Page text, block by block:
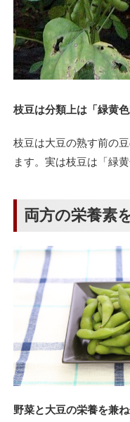
枝豆は分類上は「緑黄
枝豆は大豆の熟す前の
ます。実は枝豆は「緑
両方の栄養素
野菜と大豆の栄養を兼ね